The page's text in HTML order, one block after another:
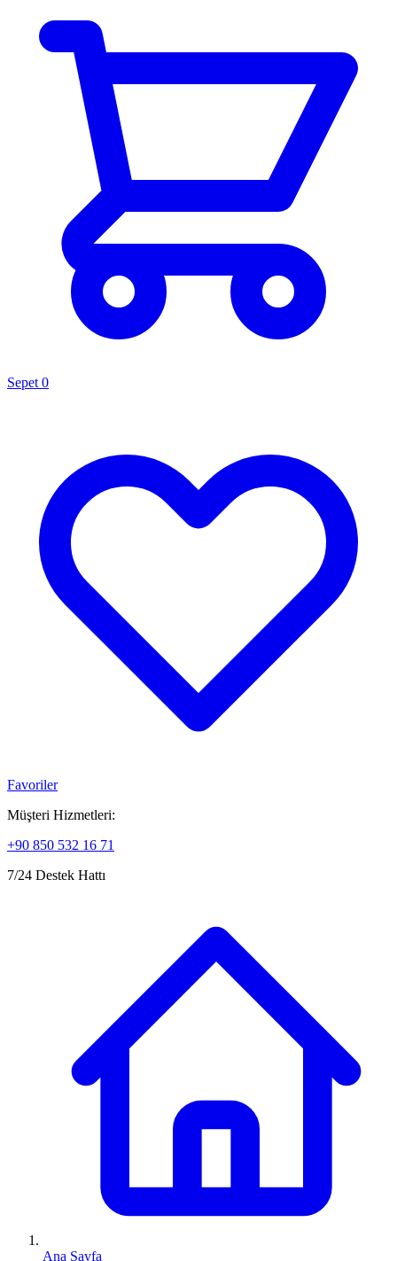
Sepet 0
Favoriler
Müşteri Hizmetleri:
+90 850 532 16 71
7/24 Destek Hattı
Ana Sayfa